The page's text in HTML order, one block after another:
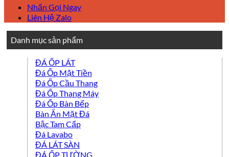
Nhấn Gọi Ngay
Liên Hệ Zalo
Danh mục sản phẩm
ĐÁ ỐP LÁT
Đá Ốp Mặt Tiền
Đá Ốp Cầu Thang
Đá Ốp Thang Máy
Đá Ốp Bàn Bếp
Bàn Ăn Mặt Đá
Bậc Tam Cấp
Đá Lavabo
ĐÁ LÁT SÀN
ĐÁ ỐP TƯỜNG